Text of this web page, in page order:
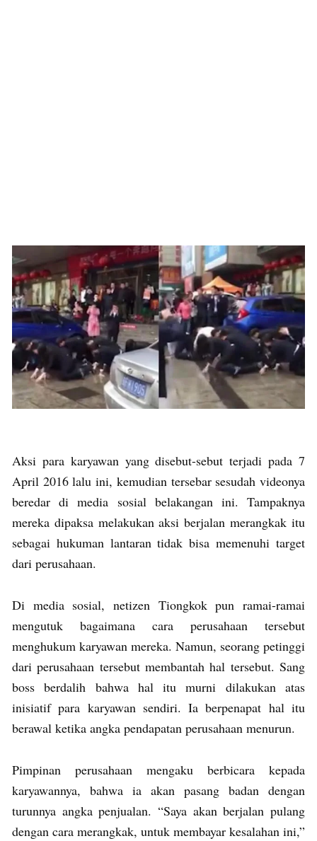
Aksi para karyawan yang disebut-sebut terjadi pada 7
April 2016 lalu ini, kemudian tersebar sesudah videonya
beredar di media sosial belakangan ini. Tampaknya
mereka dipaksa melakukan aksi berjalan merangkak itu
sebagai hukuman lantaran tidak bisa memenuhi target
dari perusahaan.
Di media sosial, netizen Tiongkok pun ramai-ramai
mengutuk bagaimana cara perusahaan tersebut
menghukum karyawan mereka. Namun, seorang petinggi
dari perusahaan tersebut membantah hal tersebut. Sang
boss berdalih bahwa hal itu murni dilakukan atas
inisiatif para karyawan sendiri. Ia berpenapat hal itu
berawal ketika angka pendapatan perusahaan menurun.
Pimpinan perusahaan mengaku berbicara kepada
karyawannya, bahwa ia akan pasang badan dengan
turunnya angka penjualan. “Saya akan berjalan pulang
dengan cara merangkak, untuk membayar kesalahan ini,”